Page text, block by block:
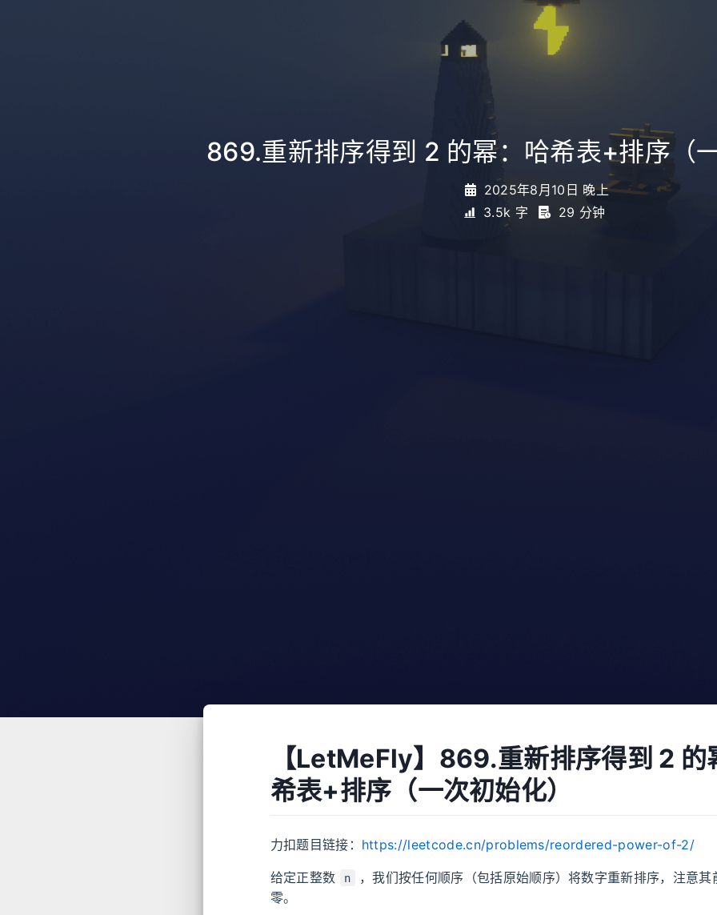
869.重新排序得到 2 的幂：哈希表+排序（
2025年8月10日 晚上
3.5k 字
29 分钟
【LetMeFly】869.重新排序得到 2 的
希表+排序（一次初始化）
力扣题目链接： https://leetcode.cn/problems/reordered-power-of-2/
给定正整数 n
，我们按任何顺序（包括原始顺序）将数字重新排序，注意其
零。